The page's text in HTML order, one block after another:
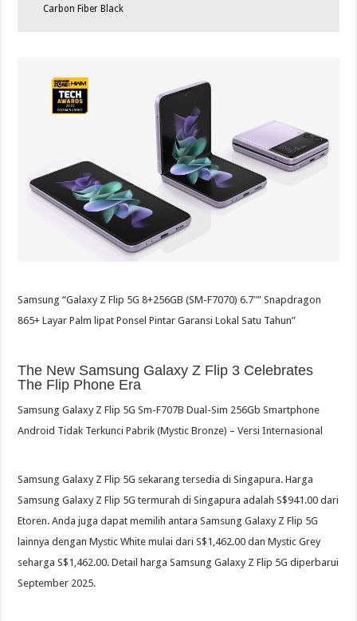
Carbon Fiber Black
Samsung “Galaxy Z Flip 5G 8+256GB (SM-F7070) 6.7″” Snapdragon
865+ Layar Palm lipat Ponsel Pintar Garansi Lokal Satu Tahun”
The New Samsung Galaxy Z Flip 3 Celebrates
The Flip Phone Era
Samsung Galaxy Z Flip 5G Sm-F707B Dual-Sim 256Gb Smartphone
Android Tidak Terkunci Pabrik (Mystic Bronze) – Versi Internasional
Samsung Galaxy Z Flip 5G sekarang tersedia di Singapura. Harga
Samsung Galaxy Z Flip 5G termurah di Singapura adalah S$941.00 dari
Etoren. Anda juga dapat memilih antara Samsung Galaxy Z Flip 5G
lainnya dengan Mystic White mulai dari S$1,462.00 dan Mystic Grey
seharga S$1,462.00. Detail harga Samsung Galaxy Z Flip 5G diperbarui
September 2025.